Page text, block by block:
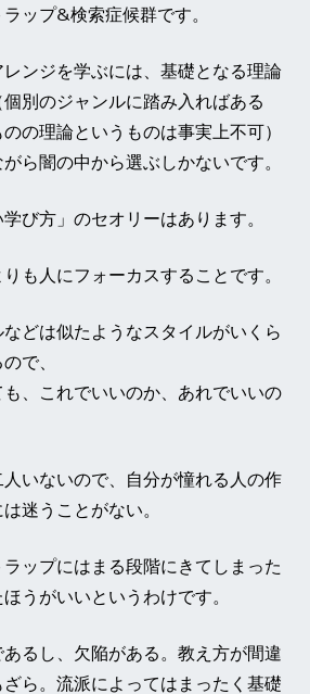
ップ&検索症候群です。
ンジを学ぶには、基礎となる理論
別のジャンルに踏み入ればある
の理論というものは事実上不可）
ら闇の中から選ぶしかないです。
び方」のセオリーはあります。
も人にフォーカスすることです。
どは似たようなスタイルがいくら
で、
、これでいいのか、あれでいいの
人いないので、自分が憧れる人の作
迷うことがない。
ップにはまる段階にきてしまった
うがいいというわけです。
るし、欠陥がある。教え方が間違
ら。流派によってはまったく基礎